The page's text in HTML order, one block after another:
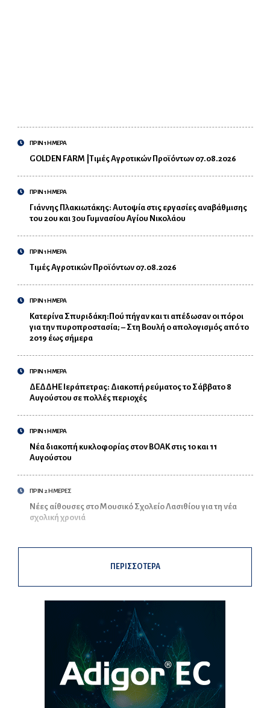
ΠΡΙΝ 1 ΗΜΕΡΑ
GOLDEN FARM |Τιμές Αγροτικών Προϊόντων 07.08.2026
ΠΡΙΝ 1 ΗΜΕΡΑ
Γιάννης Πλακιωτάκης: Αυτοψία στις εργασίες αναβάθμισης
του 2ου και 3ου Γυμνασίου Αγίου Νικολάου
ΠΡΙΝ 1 ΗΜΕΡΑ
Τιμές Αγροτικών Προϊόντων 07.08.2026
ΠΡΙΝ 1 ΗΜΕΡΑ
Κατερίνα Σπυριδάκη:Πού πήγαν και τι απέδωσαν οι πόροι
για την πυροπροστασία; – Στη Βουλή ο απολογισμός από το
2019 έως σήμερα
ΠΡΙΝ 1 ΗΜΕΡΑ
ΔΕΔΔΗΕ Ιεράπετρας: Διακοπή ρεύματος το Σάββατο 8
Αυγούστου σε πολλές περιοχές
ΠΡΙΝ 1 ΗΜΕΡΑ
Νέα διακοπή κυκλοφορίας στον ΒΟΑΚ στις 10 και 11
Αυγούστου
ΠΡΙΝ 2 ΗΜΕΡΕΣ
Νέες αίθουσες στο Μουσικό Σχολείο Λασιθίου για τη νέα
σχολική χρονιά
ΠΕΡΙΣΣΟΤΕΡΑ